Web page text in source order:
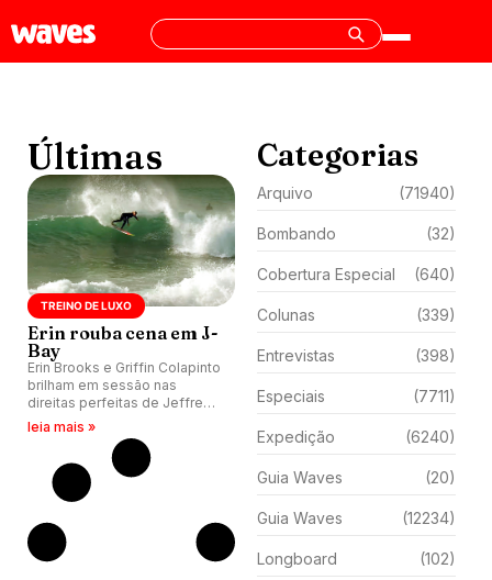
Últimas
TREINO DE LUXO
Erin rouba cena em J-
Bay
Erin Brooks e Griffin Colapinto
brilham em sessão nas
direitas perfeitas de Jeffreys
Bay. Ele mostra fluidez e
potência, enquanto ela
destrói com backside afiado.
leia mais »
Categorias
Arquivo (71940)
Bombando (32)
Cobertura Especial (640)
Colunas (339)
Entrevistas (398)
Especiais (7711)
Expedição (6240)
Guia Waves (20)
Guia Waves (12234)
Longboard (102)